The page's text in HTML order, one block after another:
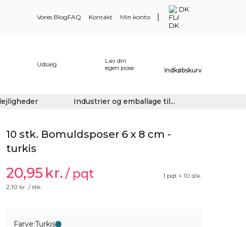
Vores BlogFAQ Kontakt Min konto
DK
Udsalg
Lav din
egen pose
Indkøbskurv
Industrier og emballage til...
10 stk. Bomuldsposer 6 x 8 cm -
turkis
20,95 kr. / pqt
1 pqt = 10 stk.
2,10 kr. / stk.
Farve:Turkis